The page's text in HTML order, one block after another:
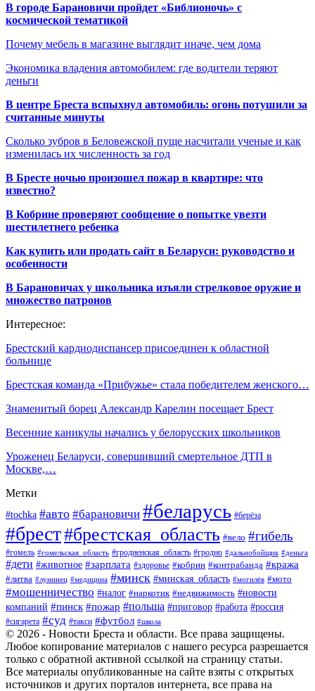
В городе Барановичи пройдет «Библионочь» с
космической тематикой
Почему мебель в магазине выглядит иначе, чем дома
Экономика владения автомобилем: где водители теряют
деньги
В центре Бреста вспыхнул автомобиль: огонь потушили за
считанные минуты
Сколько зубров в Беловежской пуще насчитали ученые и как
изменилась их численность за год
В Бресте ночью произошел пожар в квартире: что
известно?
В Кобрине проверяют сообщение о попытке увезти
шестилетнего ребенка
Как купить или продать сайт в Беларуси: руководство и
особенности
В Барановичах у школьника изъяли стрелковое оружие и
множество патронов
Интересное:
Брестский кардиодиспансер присоединен к областной
больнице
Брестская команда «Прибужье» стала победителем женского…
Знаменитый борец Александр Карелин посещает Брест
Весенние каникулы начались у белорусских школьников
Уроженец Беларуси, совершивший смертельное ДТП в
Москве,…
Метки
#tochka #авто #барановичи #беларусь #берёза
#брест#брестская_область #вело #гибель
#гомель #гомельская_область #гродненская_область #гродно #дальнобойщик #деньга
#дети #животное #зарплата #здоровье #кобрин #контрабанда #кража
#литва #лунинец #медицина #минск #минская_область #могилёв #мото
#мошенничество #налог #наркотик #недвижимость #новости
компаний #пинск #пожар #польша #приговор #работа #россия
#сигарета #суд #такси #футбол #школа
© 2026 - Новости Бреста и области. Все права защищены.
Любое копирование материалов с нашего ресурса разрешается
только с обратной активной ссылкой на страницу статьи.
Все материалы опубликованные на сайте взяты с открытых
источников и других порталов интернета, все права на